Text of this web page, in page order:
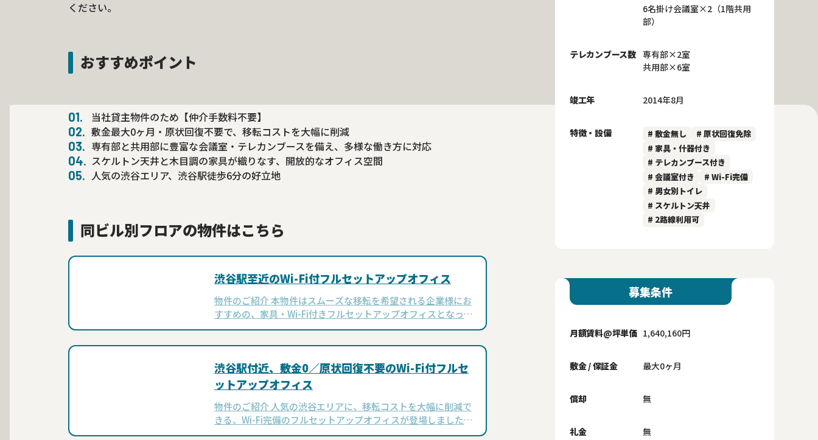
ください。
おすすめポイント
当社貸主物件のため【仲介手数料不要】
敷金最大0ヶ月・原状回復不要で、移転コストを大幅に削減
専有部と共用部に豊富な会議室・テレカンブースを備え、多様な働き方に対応
スケルトン天井と木目調の家具が織りなす、開放的なオフィス空間
人気の渋谷エリア、渋谷駅徒歩6分の好立地
同ビル別フロアの物件はこちら
渋谷駅至近のWi-Fi付フルセットアップオフィス
物件のご紹介 本物件はスムーズな移転を希望される企業様にお
すすめの、家具・Wi-Fi付きフルセットアップオフィスとなって
います。スタートアップ人気の高い「渋谷駅」から徒歩6分とい
渋谷駅付近、敷金0／原状回復不要のWi-Fi付フルセ
ットアップオフィス
物件のご紹介 人気の渋谷エリアに、移転コストを大幅に削減で
きる、Wi-Fi完備のフルセットアップオフィスが登場しました。
渋谷駅から徒歩わずか6分、落ち着きと利便性を兼ね備えた渋谷
6名掛け会議室×2（1階共用
部）
テレカンブース数 専有部×2室
共用部×6室
竣工年 2014年8月
特徴・設備 # 敷金無し
# 原状回復免除
# 家具・什器付き
# テレカンブース付き
# 会議室付き
# Wi-Fi完備
# 男女別トイレ
# スケルトン天井
# 2路線利用可
募集条件
月額賃料@坪単価 1,640,160円
敷金 / 保証金 最大0ヶ月
償却 無
礼金 無